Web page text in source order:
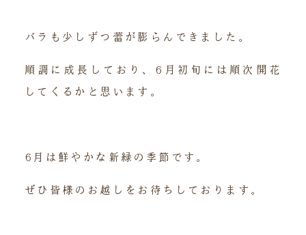
バラも少しずつ蕾が膨らんできました。
順調に成長しており、6月初旬には順次開花
してくるかと思います。
6月は鮮やかな新緑の季節です。
ぜひ皆様のお越しをお待ちしております。